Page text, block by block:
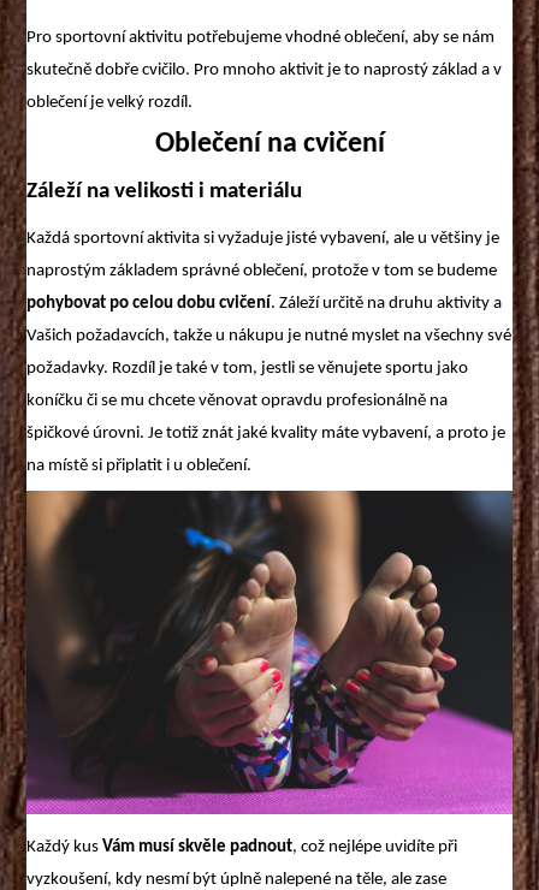
Pro sportovní aktivitu potřebujeme vhodné oblečení, aby se nám
skutečně dobře cvičilo. Pro mnoho aktivit je to naprostý základ a v
oblečení je velký rozdíl.
Oblečení na cvičení
Záleží na velikosti i materiálu
Každá sportovní aktivita si vyžaduje jisté vybavení, ale u většiny je
naprostým základem správné oblečení, protože v tom se budeme
pohybovat po celou dobu cvičení. Záleží určitě na druhu aktivity a
Vašich požadavcích, takže u nákupu je nutné myslet na všechny své
požadavky. Rozdíl je také v tom, jestli se věnujete sportu jako
koníčku či se mu chcete věnovat opravdu profesionálně na
špičkové úrovni. Je totiž znát jaké kvality máte vybavení, a proto je
na místě si připlatit i u oblečení.
Každý kusVám musí skvěle padnout, což nejlépe uvidíte při
vyzkoušení, kdy nesmí být úplně nalepené na těle, ale zase